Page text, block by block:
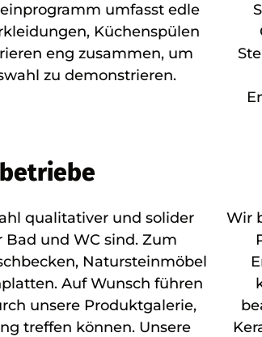
umfasst edle
Küchenspülen
eng zusammen, um
zu demonstrieren.
qualitativer und solider
und WC sind. Zum
Natursteinmöbel
Auf Wunsch führen
unsere Produktgalerie,
treffen können. Unsere
Wir